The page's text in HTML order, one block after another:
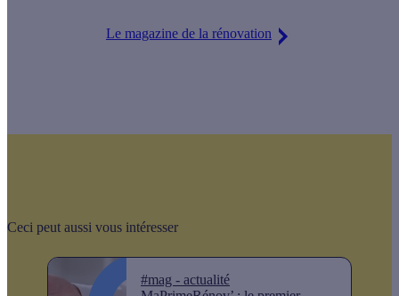
Le magazine de la rénovation
Ceci peut aussi vous intéresser
#mag - actualité